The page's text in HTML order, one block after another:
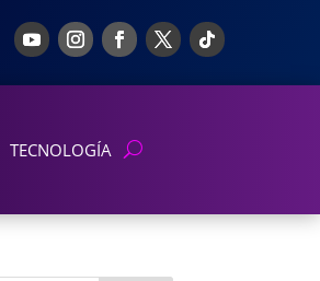
TECNOLOGÍA